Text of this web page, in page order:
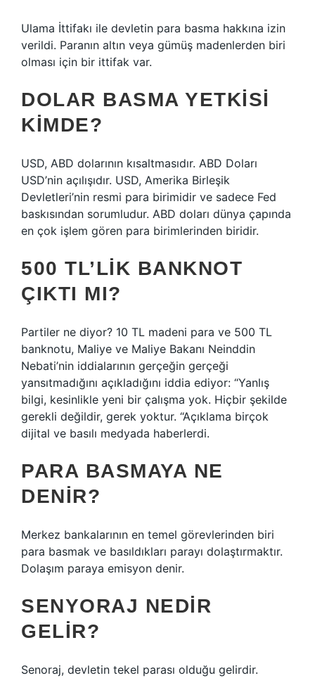
Ulama İttifakı ile devletin para basma hakkına izin
verildi. Paranın altın veya gümüş madenlerden biri
olması için bir ittifak var.
DOLAR BASMA YETKISI
KIMDE?
USD, ABD dolarının kısaltmasıdır. ABD Doları
USD’nin açılışıdır. USD, Amerika Birleşik
Devletleri’nin resmi para birimidir ve sadece Fed
baskısından sorumludur. ABD doları dünya çapında
en çok işlem gören para birimlerinden biridir.
500 TL’LIK BANKNOT
ÇIKTI MI?
Partiler ne diyor? 10 TL madeni para ve 500 TL
banknotu, Maliye ve Maliye Bakanı Neinddin
Nebati’nin iddialarının gerçeğin gerçeği
yansıtmadığını açıkladığını iddia ediyor: “Yanlış
bilgi, kesinlikle yeni bir çalışma yok. Hiçbir şekilde
gerekli değildir, gerek yoktur. “Açıklama birçok
dijital ve basılı medyada haberlerdi.
PARA BASMAYA NE
DENIR?
Merkez bankalarının en temel görevlerinden biri
para basmak ve basıldıkları parayı dolaştırmaktır.
Dolaşım paraya emisyon denir.
SENYORAJ NEDIR
GELIR?
Senoraj, devletin tekel parası olduğu gelirdir.